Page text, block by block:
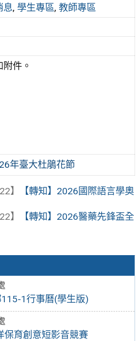
115-1行事曆(學生版)
保育創意短影音競賽
息, 學生專區,教師專區
件。
年臺大杜鵑花節
】
【轉知】2026國際語言學奧
】
【轉知】2026醫藥先鋒盃全